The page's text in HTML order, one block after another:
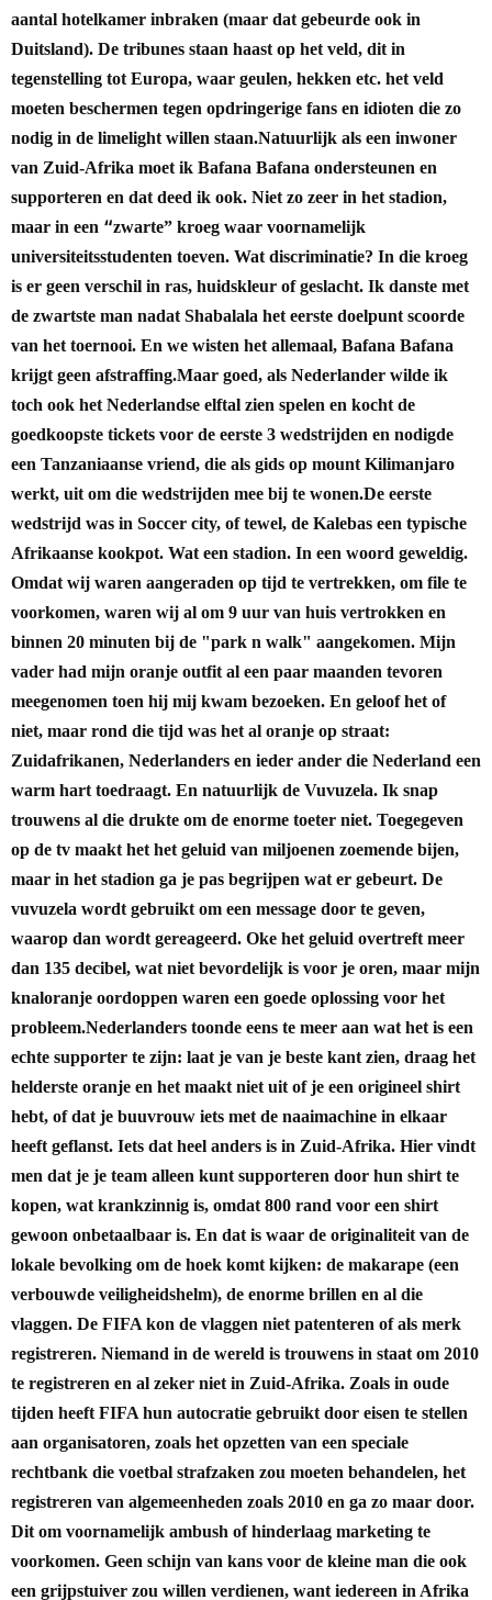
aantal hotelkamer inbraken (maar dat gebeurde ook in
Duitsland). De tribunes staan haast op het veld, dit in
tegenstelling tot Europa, waar geulen, hekken etc. het veld
moeten beschermen tegen opdringerige fans en idioten die zo
nodig in de limelight willen staan.Natuurlijk als een inwoner
van Zuid-Afrika moet ik Bafana Bafana ondersteunen en
supporteren en dat deed ik ook. Niet zo zeer in het stadion,
maar in een “zwarte” kroeg waar voornamelijk
universiteitsstudenten toeven. Wat discriminatie? In die kroeg
is er geen verschil in ras, huidskleur of geslacht. Ik danste met
de zwartste man nadat Shabalala het eerste doelpunt scoorde
van het toernooi. En we wisten het allemaal, Bafana Bafana
krijgt geen afstraffing.Maar goed, als Nederlander wilde ik
toch ook het Nederlandse elftal zien spelen en kocht de
goedkoopste tickets voor de eerste 3 wedstrijden en nodigde
een Tanzaniaanse vriend, die als gids op mount Kilimanjaro
werkt, uit om die wedstrijden mee bij te wonen.De eerste
wedstrijd was in Soccer city, of tewel, de Kalebas een typische
Afrikaanse kookpot. Wat een stadion. In een woord geweldig.
Omdat wij waren aangeraden op tijd te vertrekken, om file te
voorkomen, waren wij al om 9 uur van huis vertrokken en
binnen 20 minuten bij de "park n walk" aangekomen. Mijn
vader had mijn oranje outfit al een paar maanden tevoren
meegenomen toen hij mij kwam bezoeken. En geloof het of
niet, maar rond die tijd was het al oranje op straat:
Zuidafrikanen, Nederlanders en ieder ander die Nederland een
warm hart toedraagt. En natuurlijk de Vuvuzela. Ik snap
trouwens al die drukte om de enorme toeter niet. Toegegeven
op de tv maakt het het geluid van miljoenen zoemende bijen,
maar in het stadion ga je pas begrijpen wat er gebeurt. De
vuvuzela wordt gebruikt om een message door te geven,
waarop dan wordt gereageerd. Oke het geluid overtreft meer
dan 135 decibel, wat niet bevordelijk is voor je oren, maar mijn
knaloranje oordoppen waren een goede oplossing voor het
probleem.Nederlanders toonde eens te meer aan wat het is een
echte supporter te zijn: laat je van je beste kant zien, draag het
helderste oranje en het maakt niet uit of je een origineel shirt
hebt, of dat je buuvrouw iets met de naaimachine in elkaar
heeft geflanst. Iets dat heel anders is in Zuid-Afrika. Hier vindt
men dat je je team alleen kunt supporteren door hun shirt te
kopen, wat krankzinnig is, omdat 800 rand voor een shirt
gewoon onbetaalbaar is. En dat is waar de originaliteit van de
lokale bevolking om de hoek komt kijken: de makarape (een
verbouwde veiligheidshelm), de enorme brillen en al die
vlaggen. De FIFA kon de vlaggen niet patenteren of als merk
registreren. Niemand in de wereld is trouwens in staat om 2010
te registreren en al zeker niet in Zuid-Afrika. Zoals in oude
tijden heeft FIFA hun autocratie gebruikt door eisen te stellen
aan organisatoren, zoals het opzetten van een speciale
rechtbank die voetbal strafzaken zou moeten behandelen, het
registreren van algemeenheden zoals 2010 en ga zo maar door.
Dit om voornamelijk ambush of hinderlaag marketing te
voorkomen. Geen schijn van kans voor de kleine man die ook
een grijpstuiver zou willen verdienen, want iedereen in Afrika